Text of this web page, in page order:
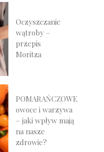
Oczyszczanie
wątroby –
przepis
Moritza
POMARAŃCZOWE
owoce i warzywa
– jaki wpływ mają
na nasze
zdrowie?